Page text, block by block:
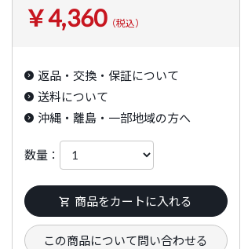
￥4,360（税込）
返品・交換・保証について
送料について
沖縄・離島・一部地域の方へ
数量：
商品をカートに入れる
この商品について問い合わせる